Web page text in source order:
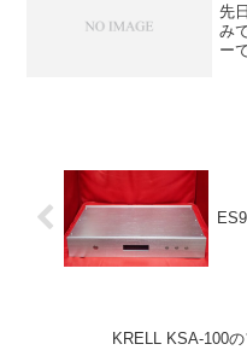
先
み
ー
KRELL KSA-100